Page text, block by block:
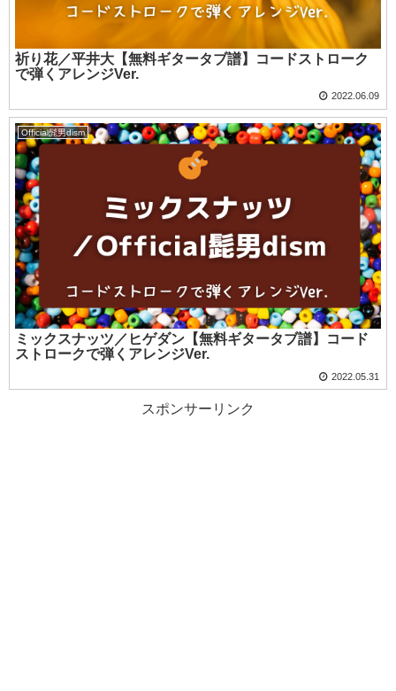
祈り花／平井大【無料ギタータブ譜】コードストローク
で弾くアレンジVer.
2022.06.09
Official髭男dism
ミックスナッツ／ヒゲダン【無料ギタータブ譜】コード
ストロークで弾くアレンジVer.
2022.05.31
スポンサーリンク